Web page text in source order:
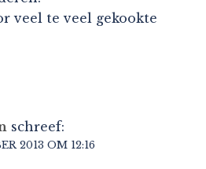
veel te veel gekookte
schreef:
2013 OM 12:16